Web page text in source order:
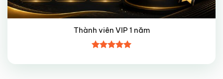
Thành viên VIP 1 năm
hạng55